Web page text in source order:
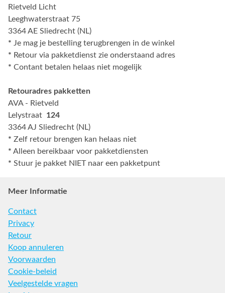
Rietveld Licht
Leeghwaterstraat 75
3364 AE Sliedrecht (NL)
* Je mag je bestelling terugbrengen in de winkel
* Retour via pakketdienst zie onderstaand adres
* Contant betalen helaas niet mogelijk
Retouradres pakketten
AVA - Rietveld
Lelystraat 124
3364 AJ Sliedrecht (NL)
* Zelf retour brengen kan helaas niet
* Alleen bereikbaar voor pakketdiensten
* Stuur je pakket NIET naar een pakketpunt
Meer Informatie
Contact
Privacy
Retour
Koop annuleren
Voorwaarden
Cookie-beleid
Veelgestelde vragen